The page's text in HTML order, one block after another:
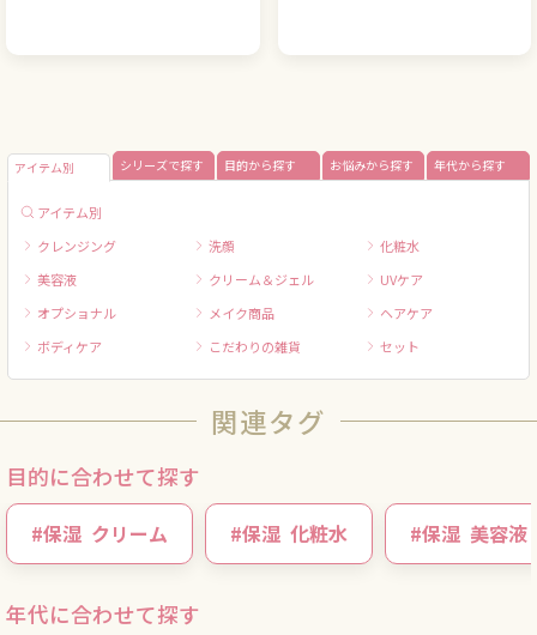
アイテム別 シリーズで探す 目的から探す お悩みから探す 年代から探す
アイテム別
クレンジング
洗顔
化粧水
美容液
クリーム＆ジェル
UVケア
オプショナル
メイク商品
ヘアケア
ボディケア
こだわりの雑貨 セット
関連タグ
目的に合わせて探す
#保湿 クリーム #保湿 化粧水 #保湿 美容液
年代に合わせて探す